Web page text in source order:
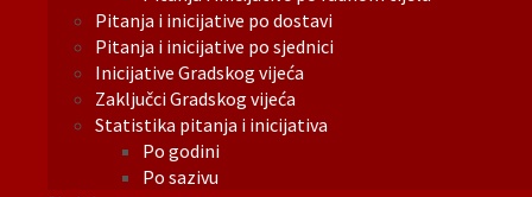
Pitanja i inicijative po dostavi
Pitanja i inicijative po sjednici
Inicijative Gradskog vijeća
Zaključci Gradskog vijeća
Statistika pitanja i inicijativa
Po godini
Po sazivu